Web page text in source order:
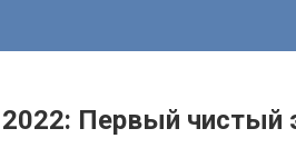
Первый чистый